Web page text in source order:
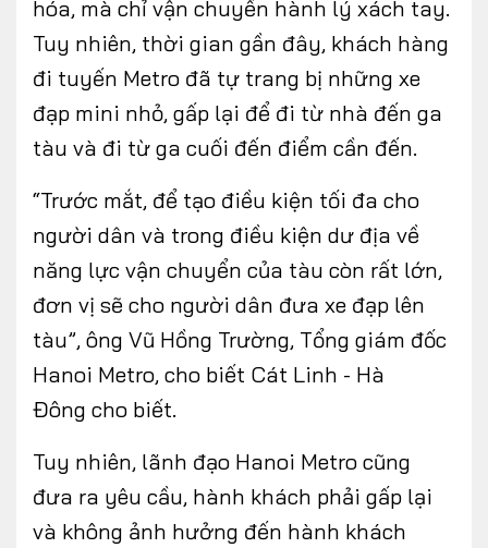
Facebook Youtube
CONTACT US
ngocvu.vneconomy@gmail.com
hóa, mà chỉ vận chuyển hành lý xách tay.
Tuy nhiên, thời gian gần đây, khách hàng
đi tuyến Metro đã tự trang bị những xe
đạp mini nhỏ, gấp lại để đi từ nhà đến ga
tàu và đi từ ga cuối đến điểm cần đến.
“Trước mắt, để tạo điều kiện tối đa cho
người dân và trong điều kiện dư địa về
năng lực vận chuyển của tàu còn rất lớn,
đơn vị sẽ cho người dân đưa xe đạp lên
tàu”, ông Vũ Hồng Trường, Tổng giám đốc
Hanoi Metro, cho biết Cát Linh - Hà
Đông cho biết.
Tuy nhiên, lãnh đạo Hanoi Metro cũng
đưa ra yêu cầu, hành khách phải gấp lại
và không ảnh hưởng đến hành khách